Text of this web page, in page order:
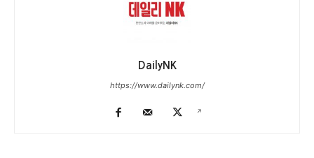
DailyNK
https://www.dailynk.com/